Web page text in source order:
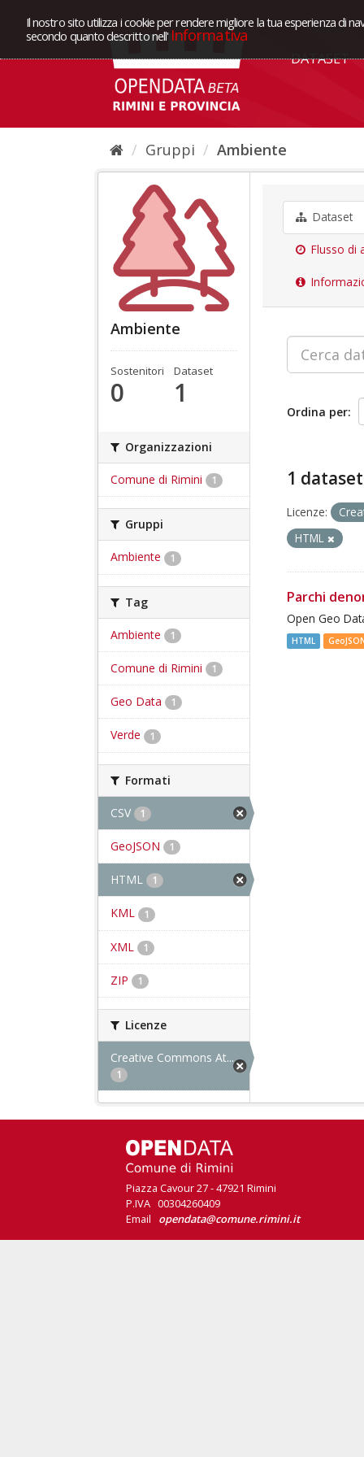
Il nostro sito utilizza i cookie per rendere migliore la tua esperienza di
secondo quanto descritto nell' Informativa
DATASET
Gruppi Ambiente
Ambiente
Sostenitori
0
Dataset
1
Organizzazioni
Comune di Rimini 1
Gruppi
Ambiente 1
Tag
Ambiente 1
Comune di Rimini 1
Geo Data 1
Verde 1
Formati
CSV 1
GeoJSON 1
HTML 1
KML 1
XML 1
ZIP 1
Licenze
Creative Commons At...
1
Dataset
Flusso di
Ordina per
1
Licenze:
HTML
Parchi
Open Geo
HTML
Piazza Cavour 27 - 47921 Rimini
P.IVA 00304260409
Email opendata@comune.rimini.it